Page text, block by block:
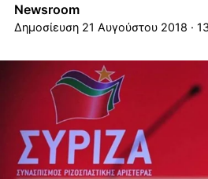
Newsroom
21 Αυγούστου 2018 ·